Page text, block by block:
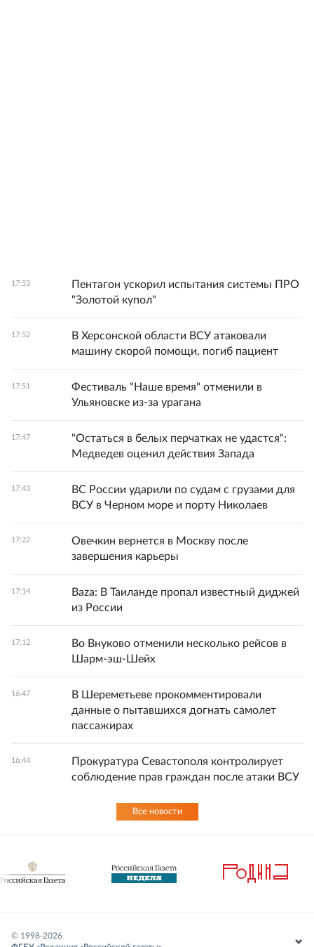
17:53
Пентагон ускорил испытания системы ПРО
"Золотой купол"
17:52
В Херсонской области ВСУ атаковали
машину скорой помощи, погиб пациент
17:51
Фестиваль "Наше время" отменили в
Ульяновске из-за урагана
17:47
"Остаться в белых перчатках не удастся":
Медведев оценил действия Запада
17:43
ВС России ударили по судам с грузами для
ВСУ в Черном море и порту Николаев
17:22
Овечкин вернется в Москву после
завершения карьеры
17:14
Baza: В Таиланде пропал известный диджей
из России
17:12
Во Внуково отменили несколько рейсов в
Шарм-эш-Шейх
16:47
В Шереметьеве прокомментировали
данные о пытавшихся догнать самолет
пассажирах
16:44
Прокуратура Севастополя контролирует
соблюдение прав граждан после атаки ВСУ
Все новости
© 1998-2026